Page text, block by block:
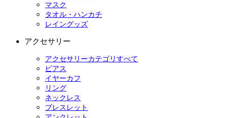
マスク
タオル・ハンカチ
レイングッズ
アクセサリー
アクセサリーカテゴリすべて
ピアス
イヤーカフ
リング
ネックレス
ブレスレット